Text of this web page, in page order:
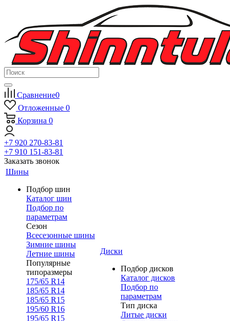
Сравнение0
Отложенные 0
Корзина 0
+7 920 270-83-81
+7 910 151-83-81
Заказать звонок
Шины
Подбор шин
Каталог шин
Подбор по
параметрам
Сезон
Всесезонные шины
Зимние шины
Летние шины
Популярные
типоразмеры
175/65 R14
185/65 R14
185/65 R15
195/60 R16
195/65 R15
Диски
Подбор дисков
Каталог дисков
Подбор по
параметрам
Тип диска
Литые диски